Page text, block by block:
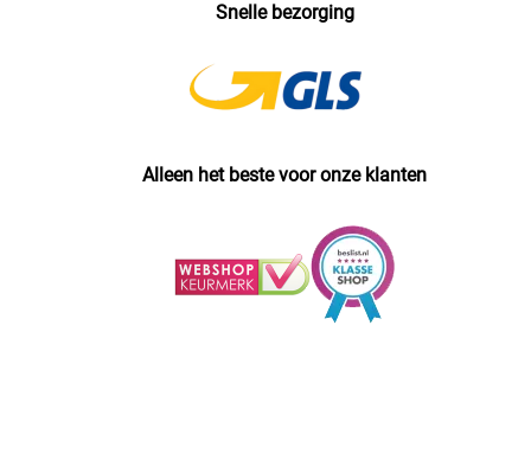
Snelle bezorging
Alleen het beste voor onze klanten